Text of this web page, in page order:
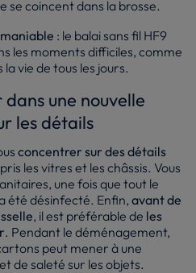
se coincent dans la brosse.
: le balai sans fil HF9
les moments difficiles, comme
vie de tous les jours.
une nouvelle
les détails
concentrer sur des détails
les vitres et les châssis. Vous
une fois que tout le
été désinfecté. Enfin, avant de
, il est préférable de les
. Pendant le déménagement,
peut mener à une
de saleté sur les objets.